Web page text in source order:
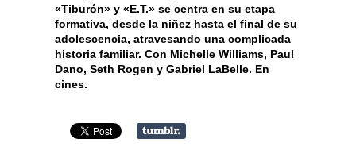
«Tiburón» y «E.T.» se centra en su etapa
formativa, desde la niñez hasta el final de su
adolescencia, atravesando una complicada
historia familiar. Con Michelle Williams, Paul
Dano, Seth Rogen y Gabriel LaBelle. En
cines.